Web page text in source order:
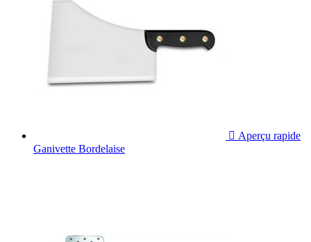
 Aperçu rapide
Ganivette Bordelaise